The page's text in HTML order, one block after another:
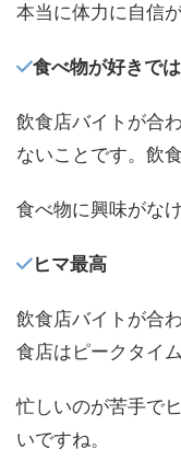
本当に体力に自信
食べ物が好きで
飲食店バイトが合
ないことです。飲
食べ物に興味がな
ヒマ最高
飲食店バイトが合
食店はピークタイ
忙しいのが苦手で
いですね。